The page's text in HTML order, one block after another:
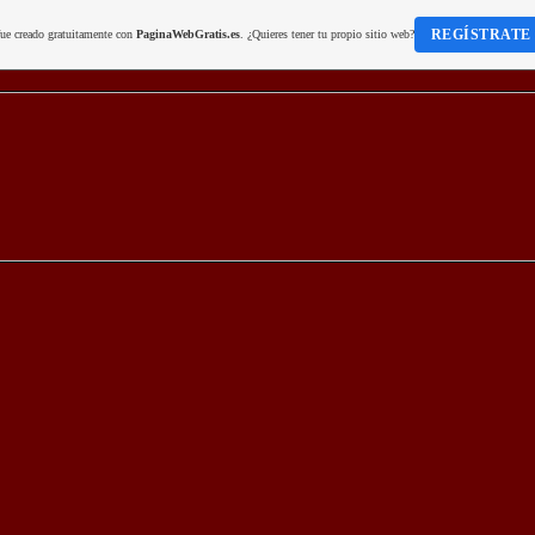
creado gratuitamente con PaginaWebGratis.es. ¿Quieres tener tu propio sitio web? REGÍSTRATE